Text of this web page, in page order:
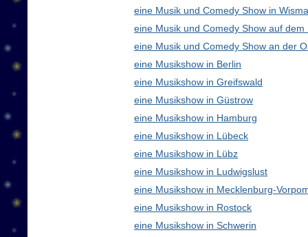
eine Musik und Comedy Show in
eine Musik und Comedy Show auf dem
eine Musik und Comedy Show an der
eine Musikshow in Berlin
eine Musikshow in Greifswald
eine Musikshow in Güstrow
eine Musikshow in Hamburg
eine Musikshow in Lübeck
eine Musikshow in Lübz
eine Musikshow in Ludwigslust
eine Musikshow in Mecklenburg-
eine Musikshow in Rostock
eine Musikshow in Schwerin